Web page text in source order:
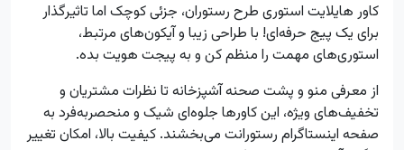
کاور هایلایت استوری طرح رستوران، جزئی کوچک اما تاثیرگذار
برای یک پیج حرفه‌ای! با طراحی زیبا و آیکون‌های مرتبط،
استوری‌های مهمت را منظم کن و به پیجت هویت بده.
از معرفی منو و پشت صحنه آشپزخانه تا نظرات مشتریان و
تخفیف‌های ویژه، این کاورها جلوه‌ای شیک و منحصربه‌فرد به
صفحه اینستاگرام رستورانت می‌بخشند. کیفیت بالا، امکان تغییر